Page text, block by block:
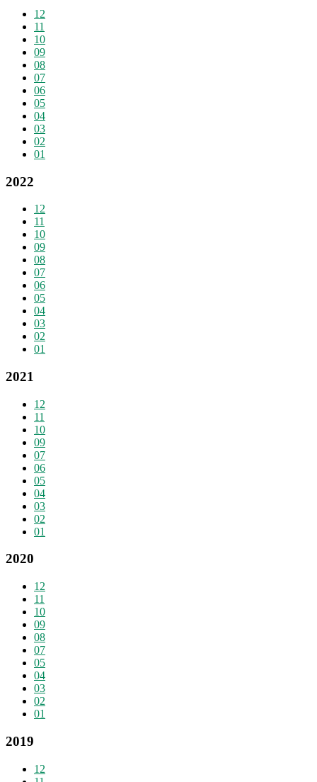
12
11
10
09
08
07
06
05
04
03
02
01
2022
12
11
10
09
08
07
06
05
04
03
02
01
2021
12
11
10
09
07
06
05
04
03
02
01
2020
12
11
10
09
08
07
05
04
03
02
01
2019
12